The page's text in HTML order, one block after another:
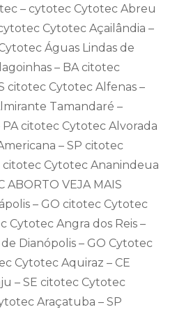
– cytotec Cytotec Abreu
Cytotec Açailândia –
Águas Lindas de
– BA citotec
citotec Cytotec Alfenas –
Tamandaré –
citotec Cytotec Alvorada
– SP citotec
citotec Cytotec Ananindeua
ABORTO VEJA MAIS
– GO citotec Cytotec
Cytotec Angra dos Reis –
Dianópolis – GO Cytotec
Cytotec Aquiraz – CE
– SE citotec Cytotec
Araçatuba – SP